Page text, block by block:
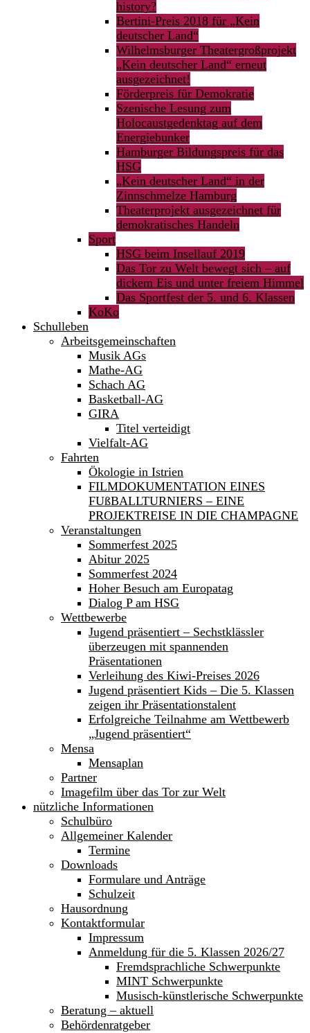
history?
Bertini-Preis 2018 für „Kein
deutscher Land“
Wilhelmsburger Theatergroßprojekt
„Kein deutscher Land“ erneut
ausgezeichnet!
Förderpreis für Demokratie
Szenische Lesung zum
Holocaustgedenktag auf dem
Energiebunker
Hamburger Bildungspreis für das
HSG
„Kein deutscher Land“ in der
Zinnschmelze Hamburg
Theaterprojekt ausgezeichnet für
demokratisches Handeln
Sport
HSG beim Insellauf 2019
Das Tor zu Welt bewegt sich – auf
dickem Eis und unter freiem Himmel
Das Sportfest der 5. und 6. Klassen
KoKo
Schulleben
Arbeitsgemeinschaften
Musik AGs
Mathe-AG
Schach AG
Basketball-AG
GIRA
Titel verteidigt
Vielfalt-AG
Fahrten
Ökologie in Istrien
FILMDOKUMENTATION EINES
FUßBALLTURNIERS – EINE
PROJEKTREISE IN DIE CHAMPAGNE
Veranstaltungen
Sommerfest 2025
Abitur 2025
Sommerfest 2024
Hoher Besuch am Europatag
Dialog P am HSG
Wettbewerbe
Jugend präsentiert – Sechstklässler
überzeugen mit spannenden
Präsentationen
Verleihung des Kiwi-Preises 2026
Jugend präsentiert Kids – Die 5. Klassen
zeigen ihr Präsentationstalent
Erfolgreiche Teilnahme am Wettbewerb
„Jugend präsentiert“
Mensa
Mensaplan
Partner
Imagefilm über das Tor zur Welt
nützliche Informationen
Schulbüro
Allgemeiner Kalender
Termine
Downloads
Formulare und Anträge
Schulzeit
Hausordnung
Kontaktformular
Impressum
Anmeldung für die 5. Klassen 2026/27
Fremdsprachliche Schwerpunkte
MINT Schwerpunkte
Musisch-künstlerische Schwerpunkte
Beratung – aktuell
Behördenratgeber